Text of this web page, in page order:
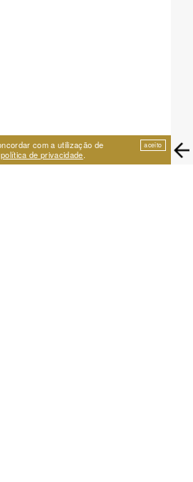
com a utilização de
política de privacidade.
aceito